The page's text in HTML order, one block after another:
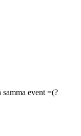
event =(?